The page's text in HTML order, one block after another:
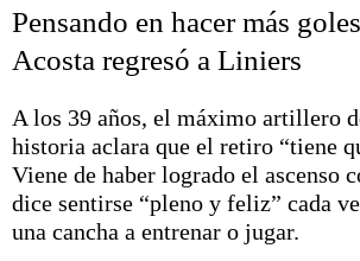
El mundo
Seguridad
Deportes
Escenario
Liga del Sur
Básquetbol
Fútbol
Federal A
Pensando en hacer más
Acosta regresó a Liniers
A los 39 años, el máximo artillero
historia aclara que el retiro “tiene
Viene de haber logrado el ascenso
dice sentirse “pleno y feliz” cada
una cancha a entrenar o jugar.